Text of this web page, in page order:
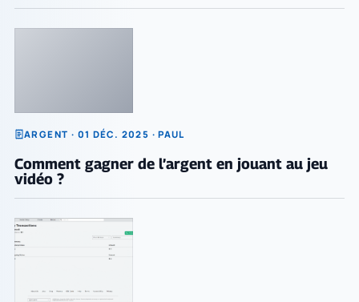
ARGENT · 01 DÉC. 2025 · PAUL
Comment gagner de l’argent en jouant au jeu
vidéo ?